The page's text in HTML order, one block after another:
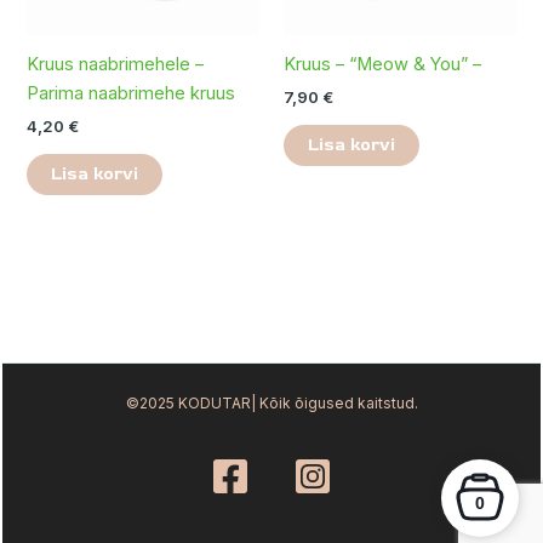
Kruus naabrimehele –
Parima naabrimehe kruus
4,20 €
Lisa korvi
Kruus – “Meow & You” –
7,90 €
Lisa korvi
©2025 KODUTAR| Kõik õigused kaitstud.
0